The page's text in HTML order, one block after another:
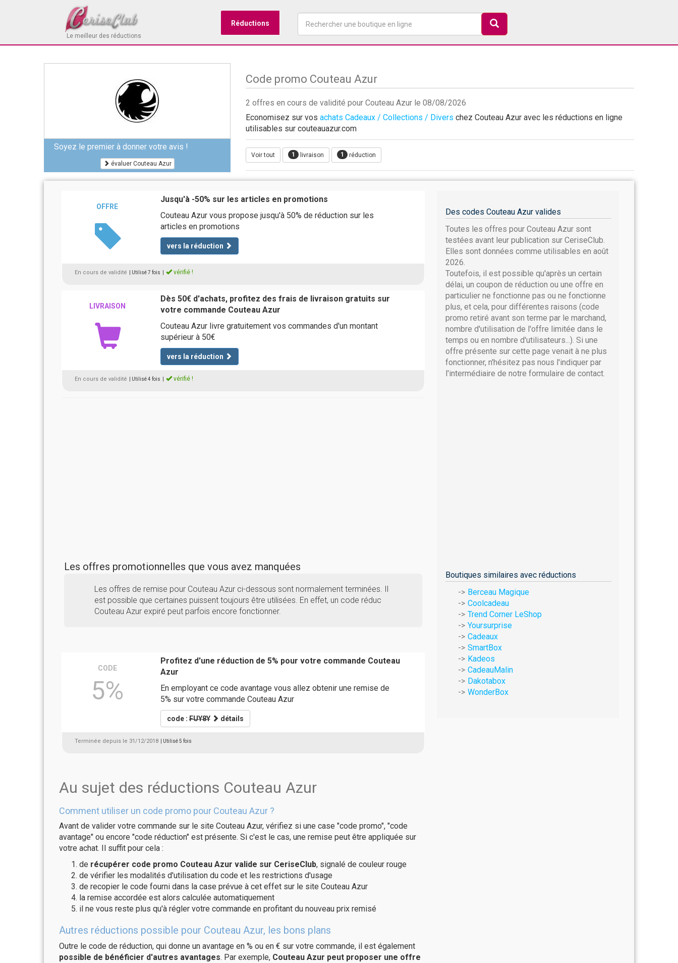
Le meilleur des réductions
Réductions
Soyez le premier à donner votre avis !
évaluer Couteau Azur
Code promo Couteau Azur
2 offres en cours de validité pour Couteau Azur le 08/08/2026
Economisez sur vos achats Cadeaux / Collections / Divers chez Couteau Azur avec les réductions en ligne
utilisables sur couteauazur.com
Voir tout 1 livraison 1 réduction
OFFRE
Jusqu'à -50% sur les articles en promotions
Couteau Azur vous propose jusqu'à 50% de réduction sur les
articles en promotions
vers la réduction
En cours de validité | Utilisé 7 fois vérifié !
LIVRAISON
Dès 50€ d'achats, profitez des frais de livraison gratuits sur
votre commande Couteau Azur
Couteau Azur livre gratuitement vos commandes d'un montant
supérieur à 50€
vers la réduction
En cours de validité | Utilisé 4 fois vérifié !
Les offres promotionnelles que vous avez manquées
Les offres de remise pour Couteau Azur ci-dessous sont normalement terminées. Il
est possible que certaines puissent toujours être utilisées. En effet, un code réduc
Couteau Azur expiré peut parfois encore fonctionner.
CODE
5%
Profitez d'une réduction de 5% pour votre commande Couteau
Azur
En employant ce code avantage vous allez obtenir une remise de
5% sur votre commande Couteau Azur
code :FUY8Y détails
Terminée depuis le 31/12/2018 | Utilisé 5 fois
Au sujet des réductions Couteau Azur
Comment utiliser un code promo pour Couteau Azur ?
Avant de valider votre commande sur le site Couteau Azur, vérifiez si une case "code promo", "code
avantage" ou encore "code réduction" est présente. Si c'est le cas, une remise peut être appliquée sur
votre achat. Il suffit pour cela :
de récupérer code promo Couteau Azur valide sur CeriseClub, signalé de couleur rouge
de vérifier les modalités d'utilisation du code et les restrictions d'usage
de recopier le code fourni dans la case prévue à cet effet sur le site Couteau Azur
la remise accordée est alors calculée automatiquement
il ne vous reste plus qu'à régler votre commande en profitant du nouveau prix remisé
Autres réductions possible pour Couteau Azur, les bons plans
Outre le code de réduction, qui donne un avantage en % ou en € sur votre commande, il est également
possible de bénéficier d'autres avantages. Par exemple, Couteau Azur peut proposer une offre
Des codes Couteau Azur valides
Toutes les offres pour Couteau Azur sont
testées avant leur publication sur CeriseClub.
Elles sont données comme utilisables en août
2026.
Toutefois, il est possible qu'après un certain
délai, un coupon de réduction ou une offre en
particulier ne fonctionne pas ou ne fonctionne
plus, et cela, pour différentes raisons (code
promo retiré avant son terme par le marchand,
nombre d'utilisation de l'offre limitée dans le
temps ou en nombre d'utilisateurs...). Si une
offre présente sur cette page venait à ne plus
fonctionner, n'hésitez pas nous l'indiquer par
l'intermédiaire de notre formulaire de contact.
Boutiques similaires avec réductions
Berceau Magique
Coolcadeau
Trend Corner LeShop
Yoursurprise
Cadeaux
SmartBox
Kadeos
CadeauMalin
Dakotabox
WonderBox